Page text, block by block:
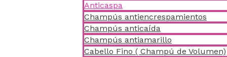
Anticaspa
Champús antiencrespamientos
Champús anticaída
Champús antiamarillo
Cabello Fino ( Champú de Volumen)